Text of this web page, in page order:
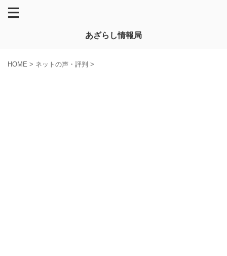
あざらし情報局
HOME > ネットの声・評判 >